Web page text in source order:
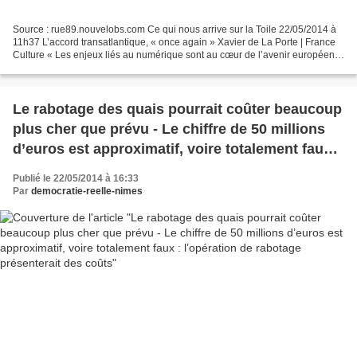
Source : rue89.nouvelobs.com Ce qui nous arrive sur la Toile 22/05/2014 à
11h37 L’accord transatlantique, « once again » Xavier de La Porte | France
Culture « Les enjeux liés au numérique sont au cœur de l’avenir européen,
Le rabotage des quais pourrait coûter beaucoup
plus cher que prévu - Le chiffre de 50 millions
d’euros est approximatif, voire totalement faux :
l’opération de rabotage présenterait des coûts
Publié le 22/05/2014 à 16:33
Par democratie-reelle-nimes